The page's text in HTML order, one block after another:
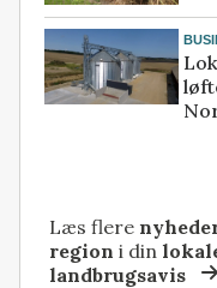
Læs flere
region i din
landbrugsavis